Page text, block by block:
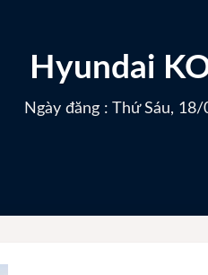
Hyundai
Ngày đăng : Thứ Sáu,